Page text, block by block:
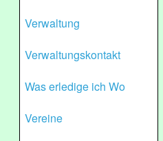
Verwaltung
Verwaltungskontakt
Was erledige ich Wo
Vereine